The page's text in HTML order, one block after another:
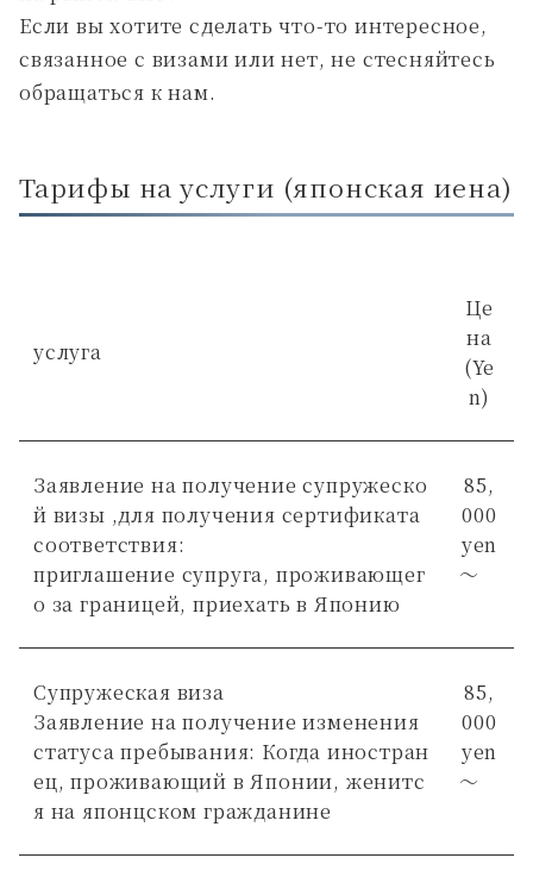
Если вы хотите сделать что-то интересное,
связанное с визами или нет, не стесняйтесь
обращаться к нам.
Тарифы на услуги (японская иена)
услуга
Це
на
(Ye
n)
Заявление на получение супружеско
й визы ,для получения сертификата
соответствия:
приглашение супруга, проживающег
о за границей, приехать в Японию
85,
000
yen
～
Супружеская виза
Заявление на получение изменения
статуса пребывания: Когда иностран
ец, проживающий в Японии, женитс
я на японцском гражданине
85,
000
yen
～